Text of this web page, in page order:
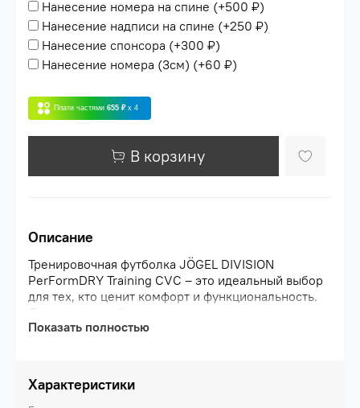
Нанесение номера на спине (+500 ₽)
Нанесение надписи на спине (+250 ₽)
Нанесение спонсора (+300 ₽)
Нанесение номера (3см) (+60 ₽)
Плати частями 655 ₽ x 4
В корзину
Описание
Тренировочная футболка JÖGEL DIVISION
PerFormDRY Training CVC – это идеальный выбор
для тех, кто ценит комфорт и функциональность.
Легкая ткань с большим содержанием хлопка
делает спортивную футболку приятной на ощупь.
после множества стирок. Особое внимание
уделено спинке – она выполнена из хлопковой
Показать полностью
Характеристики